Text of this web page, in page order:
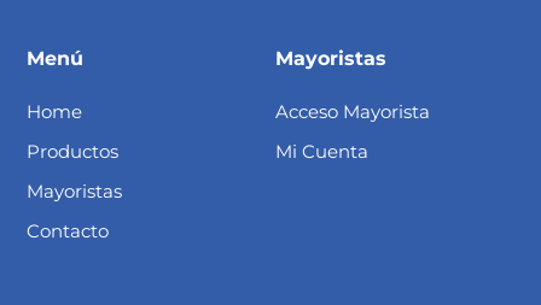
Menú
Home
Productos
Mayoristas
Contacto
Mayoristas
Acceso Mayorista
Mi Cuenta